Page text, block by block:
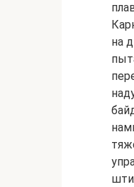
на